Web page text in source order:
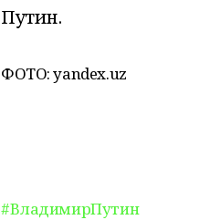
Путин.
ФОТО: yandex.uz
#ВладимирПутин